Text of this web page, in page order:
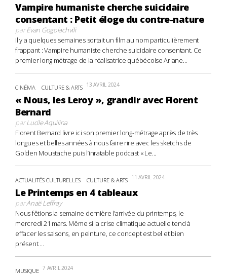
Vampire humaniste cherche suicidaire
consentant : Petit éloge du contre-nature
parEvan Gogolachvili
Il y a quelques semaines sortait un film au nom particulièrement
frappant : Vampire humaniste cherche suicidaire consentant. Ce
premier long métrage de la réalisatrice québécoise Ariane...
CINÉMA CULTURE & ARTS 13 AVRIL 2024
« Nous, les Leroy », grandir avec Florent
Bernard
parLucile Aquilina
Florent Bernard livre ici son premier long-métrage après de très
longues et belles années à nous faire rire avec les sketchs de
Golden Moustache puis l’inratable podcast « Le...
ACTUALITÉS CULTURELLES CULTURE & ARTS 11 AVRIL 2024
Le Printemps en 4 tableaux
parAnaë Leffray
Nous fêtions la semaine dernière l’arrivée du printemps, le
mercredi 21 mars. Même si la crise climatique actuelle tend à
effacer les saisons, en peinture, ce concept est bel et bien
présent....
MUSIQUE 7 AVRIL 2024